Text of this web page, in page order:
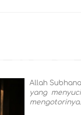
Allah
yang